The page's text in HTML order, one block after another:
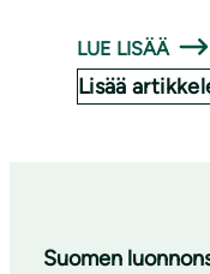
LUE LISÄÄ
Lisää
Suomen